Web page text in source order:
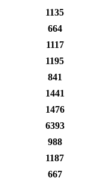
1135
664
1117
1195
841
1441
1476
6393
988
1187
667